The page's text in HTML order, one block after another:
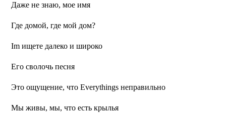
Даже не знаю, мое имя
Где домой, где мой дом?
Im ищете далеко и широко
Его сволочь песня
Это ощущение, что Everythings неправильно
Мы живы, мы, что есть крылья